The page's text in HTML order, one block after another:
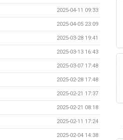
2025-04-11 09:33
2025-04-05 23:09
2025-03-28 19:41
2025-03-13 16:43
2025-03-07 17:48
2025-02-28 17:48
2025-02-21 17:37
2025-02-21 08:18
2025-02-11 17:24
2025-02-04 14:38